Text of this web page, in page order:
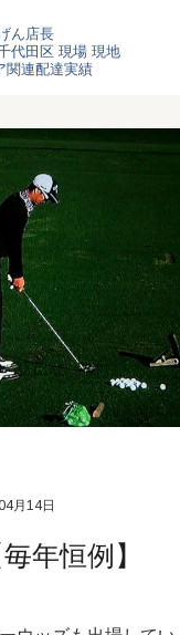
ん店長
代田区 現場 現地
関連配達実績
月14日
年恒例】